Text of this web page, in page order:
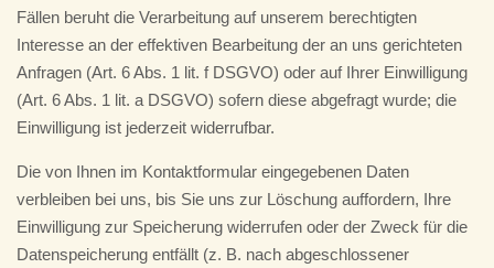
Fällen beruht die Verarbeitung auf unserem berechtigten
Interesse an der effektiven Bearbeitung der an uns gerichteten
Anfragen (Art. 6 Abs. 1 lit. f DSGVO) oder auf Ihrer Einwilligung
(Art. 6 Abs. 1 lit. a DSGVO) sofern diese abgefragt wurde; die
Einwilligung ist jederzeit widerrufbar.
Die von Ihnen im Kontaktformular eingegebenen Daten
verbleiben bei uns, bis Sie uns zur Löschung auffordern, Ihre
Einwilligung zur Speicherung widerrufen oder der Zweck für die
Datenspeicherung entfällt (z. B. nach abgeschlossener